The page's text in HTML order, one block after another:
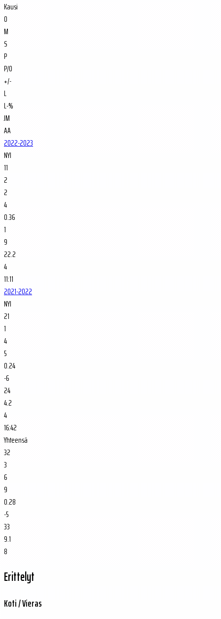
Kausi
O
M
S
P
P/O
+/-
L
L-%
JM
AA
2022-2023
NYI
11
2
2
4
0.36
1
9
22.2
4
11:11
2021-2022
NYI
21
1
4
5
0.24
-6
24
4.2
4
16:42
Yhteensä
32
3
6
9
0.28
-5
33
9.1
8
Erittelyt
Koti / Vieras